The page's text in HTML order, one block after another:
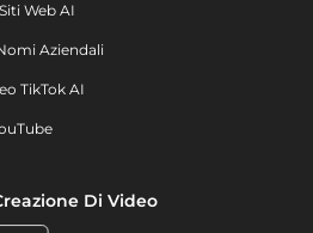
Web AI
Aziendali
TikTok AI
Di Video